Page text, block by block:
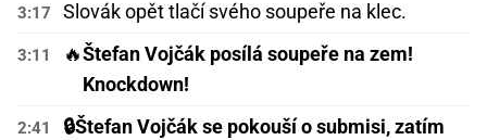
3:17 Slovák opět tlačí svého soupeře na klec.
3:11 🔥Štefan Vojčák posílá soupeře na zem!
Knockdown!
2:41 🔒Štefan Vojčák se pokouší o submisi, zatím